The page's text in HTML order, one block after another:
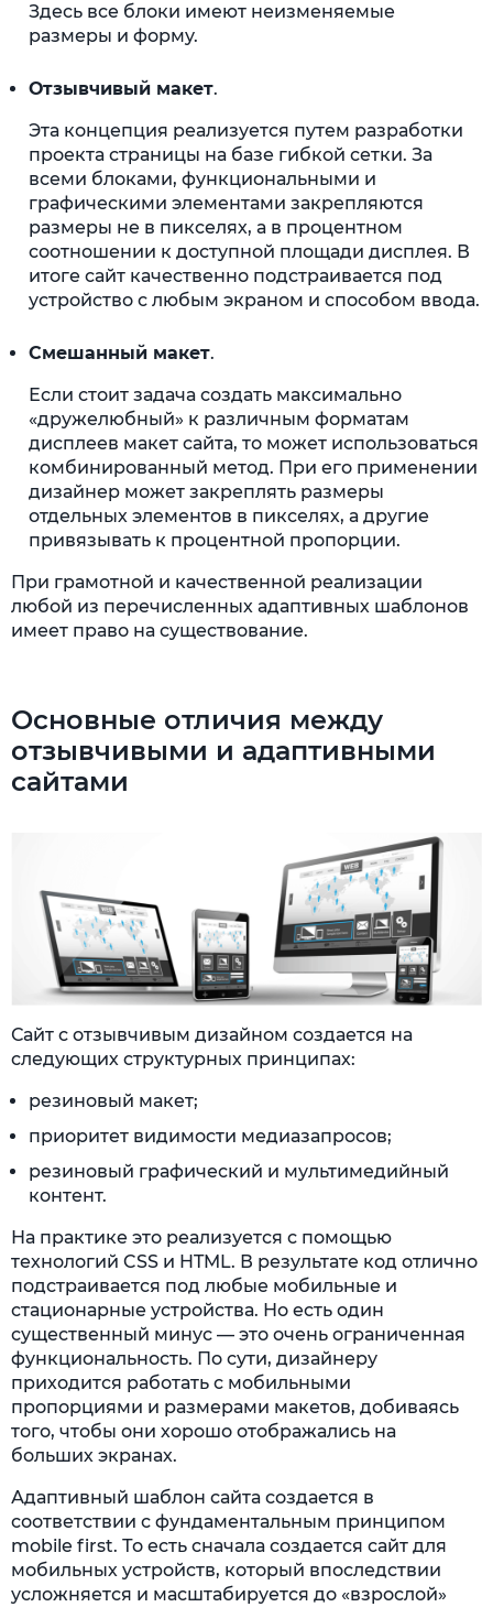
Здесь все блоки имеют неизменяемые
размеры и форму.
Отзывчивый макет.
Эта концепция реализуется путем разработки
проекта страницы на базе гибкой сетки. За
всеми блоками, функциональными и
графическими элементами закрепляются
размеры не в пикселях, а в процентном
соотношении к доступной площади дисплея. В
итоге сайт качественно подстраивается под
устройство с любым экраном и способом ввода.
Смешанный макет.
Если стоит задача создать максимально
«дружелюбный» к различным форматам
дисплеев макет сайта, то может использоваться
комбинированный метод. При его применении
дизайнер может закреплять размеры
отдельных элементов в пикселях, а другие
привязывать к процентной пропорции.
При грамотной и качественной реализации
любой из перечисленных адаптивных шаблонов
имеет право на существование.
Основные отличия между
отзывчивыми и адаптивными
сайтами
Сайт с отзывчивым дизайном создается на
следующих структурных принципах:
резиновый макет;
приоритет видимости медиазапросов;
резиновый графический и мультимедийный
контент.
На практике это реализуется с помощью
технологий CSS и HTML. В результате код отлично
подстраивается под любые мобильные и
стационарные устройства. Но есть один
существенный минус — это очень ограниченная
функциональность. По сути, дизайнеру
приходится работать с мобильными
пропорциями и размерами макетов, добиваясь
того, чтобы они хорошо отображались на
больших экранах.
Адаптивный шаблон сайта создается в
соответствии с фундаментальным принципом
mobile first. То есть сначала создается сайт для
мобильных устройств, который впоследствии
усложняется и масштабируется до «взрослой»